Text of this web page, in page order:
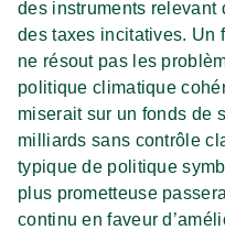
des instruments relevant
des taxes incitatives. Un
ne résout pas les
politique climatique
miserait sur un fonds de
milliards sans contrôle
typique de politique
plus prometteuse
continu en faveur